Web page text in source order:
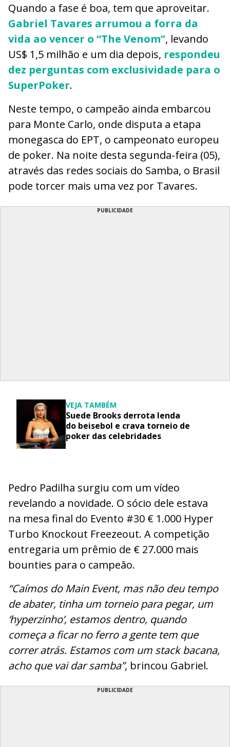
Quando a fase é boa, tem que aproveitar.
Gabriel Tavares arrumou a forra da
vida ao vencer o “The Venom”, levando
US$ 1,5 milhão e um dia depois, respondeu
dez perguntas com exclusividade para o
SuperPoker.
Neste tempo, o campeão ainda embarcou
para Monte Carlo, onde disputa a etapa
monegasca do EPT, o campeonato europeu
de poker. Na noite desta segunda-feira (05),
através das redes sociais do Samba, o Brasil
pode torcer mais uma vez por Tavares.
PUBLICIDADE
VEJA TAMBÉM
Suede Brooks derrota lenda
do beisebol e crava torneio de
poker das celebridades
Pedro Padilha surgiu com um vídeo
revelando a novidade. O sócio dele estava
na mesa final do Evento #30 € 1.000 Hyper
Turbo Knockout Freezeout. A competição
entregaria um prêmio de € 27.000 mais
bounties para o campeão.
“Caímos do Main Event, mas não deu tempo
de abater, tinha um torneio para pegar, um
‘hyperzinho’, estamos dentro, quando
começa a ficar no ferro a gente tem que
correr atrás. Estamos com um stack bacana,
acho que vai dar samba”, brincou Gabriel.
PUBLICIDADE